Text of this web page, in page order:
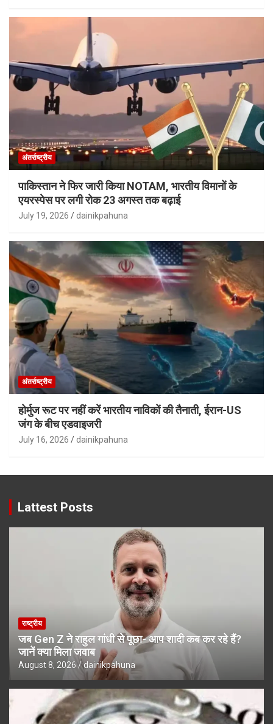
अंतर्राष्ट्रीय
पाकिस्तान ने फिर जारी किया NOTAM, भारतीय विमानों के
एयरस्पेस पर लगी रोक 23 अगस्त तक बढ़ाई
July 19, 2026 dainikpahuna
अंतर्राष्ट्रीय
होर्मुज रूट पर नहीं करें भारतीय नाविकों की तैनाती, ईरान-US
जंग के बीच एडवाइजरी
July 16, 2026 dainikpahuna
Lattest Posts
राष्ट्रीय
जब Gen Z ने राहुल गांधी से पूछा- आप शादी कब कर रहे हैं?
जानें क्या मिला जवाब
August 8, 2026 dainikpahuna